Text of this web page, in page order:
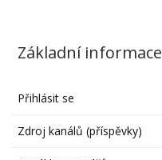
Základní informace
Přihlásit se
Zdroj kanálů (příspěvky)